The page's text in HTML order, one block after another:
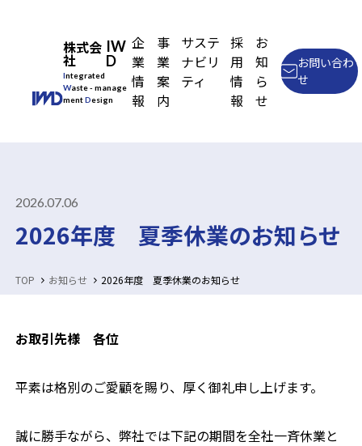
株式会
社
IW
D
Integrated
Waste- manage
ment
Design
企
業
情
報
事
業
案
内
サステ
ナビリ
ティ
採
用
情
報
お
知
ら
せ
お問い合わ
せ
企業情報
IWDのサステナビリティ
採用情報
お知らせ
お問い合わせ
お問い合わせフォーム
2026.07.06
2026年度 夏季休業のお知らせ
TOP お知らせ 2026年度 夏季休業のお知らせ
お取引先様 各位
平素は格別のご愛顧を賜り、厚く御礼申し上げます。
誠に勝手ながら、弊社では下記の期間を全社一斉休業と